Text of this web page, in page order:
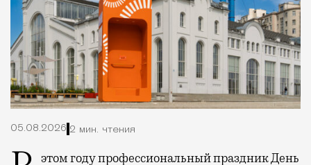
05.08.2026 2 мин. чтения